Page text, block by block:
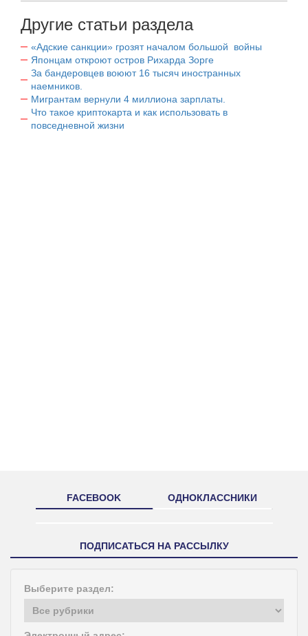
Другие статьи раздела
«Адские санкции» грозят началом большой войны
Японцам откроют остров Рихарда Зорге
За бандеровцев воюют 16 тысяч иностранных
наемников.
Мигрантам вернули 4 миллиона зарплаты.
Что такое криптокарта и как использовать в
повседневной жизни
FACEBOOK ОДНОКЛАССНИКИ
ПОДПИСАТЬСЯ НА РАССЫЛКУ
Выберите раздел: